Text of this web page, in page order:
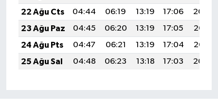
22 Ağu Cts
04:44 06:19 13:19 17:06
20:09
23 Ağu Paz
04:45 06:20 13:19 17:05
20:07
24 Ağu Pts
04:47 06:21 13:19 17:04
20:06
25 Ağu Sal
04:48 06:23 13:18 17:03 20:04